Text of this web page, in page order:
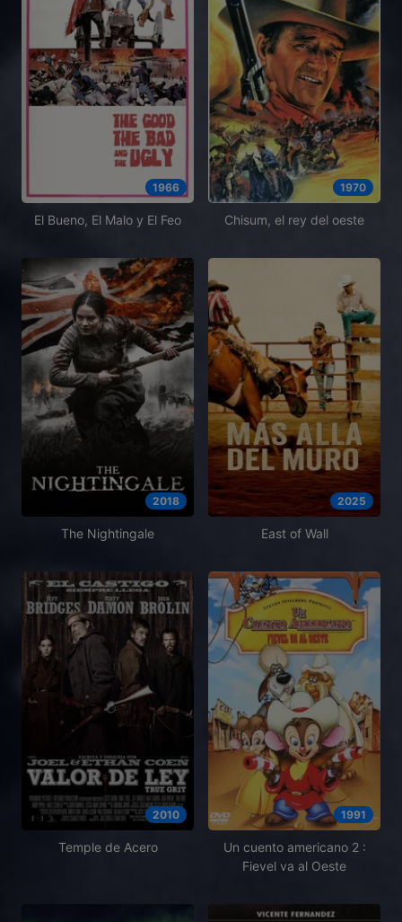
1966
El Bueno, El Malo y El Feo
1970
Chisum, el rey del oeste
2018
The Nightingale
2025
East of Wall
2010
Temple de Acero
1991
Un cuento americano 2 :
Fievel va al Oeste